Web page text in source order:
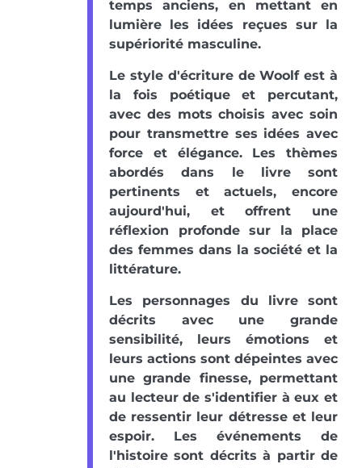
temps anciens, en mettant en
lumière les idées reçues sur la
supériorité masculine.
Le style d'écriture de Woolf est à
la fois poétique et percutant,
avec des mots choisis avec soin
pour transmettre ses idées avec
force et élégance. Les thèmes
abordés dans le livre sont
pertinents et actuels, encore
aujourd'hui, et offrent une
réflexion profonde sur la place
des femmes dans la société et la
littérature.
Les personnages du livre sont
décrits avec une grande
sensibilité, leurs émotions et
leurs actions sont dépeintes avec
une grande finesse, permettant
au lecteur de s'identifier à eux et
de ressentir leur détresse et leur
espoir. Les événements de
l'histoire sont décrits à partir de